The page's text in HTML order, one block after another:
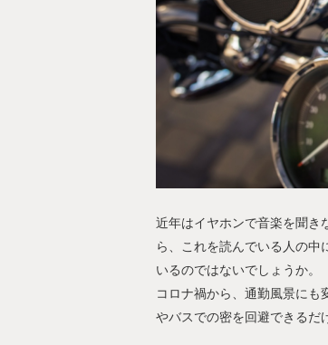
近年はイヤホンで音楽を聞き
ら、これを読んでいる人の中
いるのではないでしょうか。
コロナ禍から、通勤風景に
やバスでの密を回避できるだ